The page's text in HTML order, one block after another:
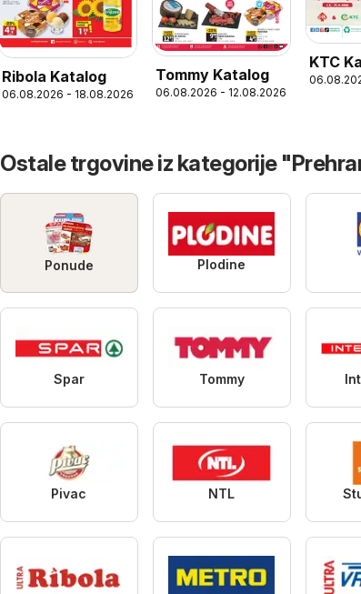
Ribola Katalog
06.08.2026 - 18.08.2026
Tommy Katalog
06.08.2026 - 12.08.2026
KTC
Ostale trgovine iz kategorije
Ponude Plodine
Spar Tommy
Pivac NTL